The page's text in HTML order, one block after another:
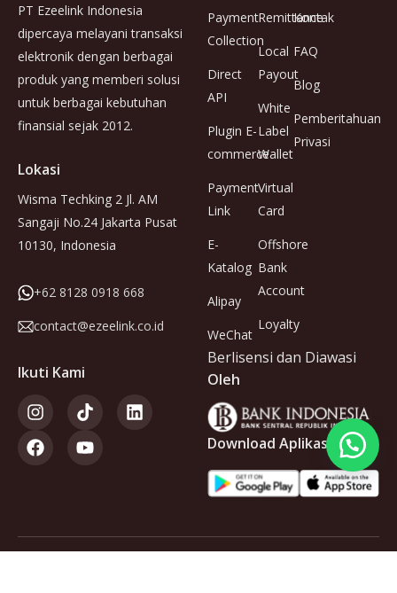
PT Ezeelink Indonesia
dipercaya melayani transaksi
elektronik dengan berbagai
produk yang memberi solusi
untuk berbagai kebutuhan
finansial sejak 2012.
Lokasi
Wisma Techking 2 Jl. AM
Sangaji No.24 Jakarta Pusat
10130, Indonesia
+62 8128 0918 668
contact@ezeelink.co.id
Ikuti Kami
Payment
Collection
Direct
API
Plugin E-
commerce
Payment
Link
E-
Katalog
Alipay
WeChat
Remittance
Local
Payout
White
Label
Wallet
Virtual
Card
Offshore
Bank
Account
Loyalty
Kontak
FAQ
Blog
Pemberitahuan
Privasi
Berlisensi dan Diawasi
Oleh
Download Aplikasi